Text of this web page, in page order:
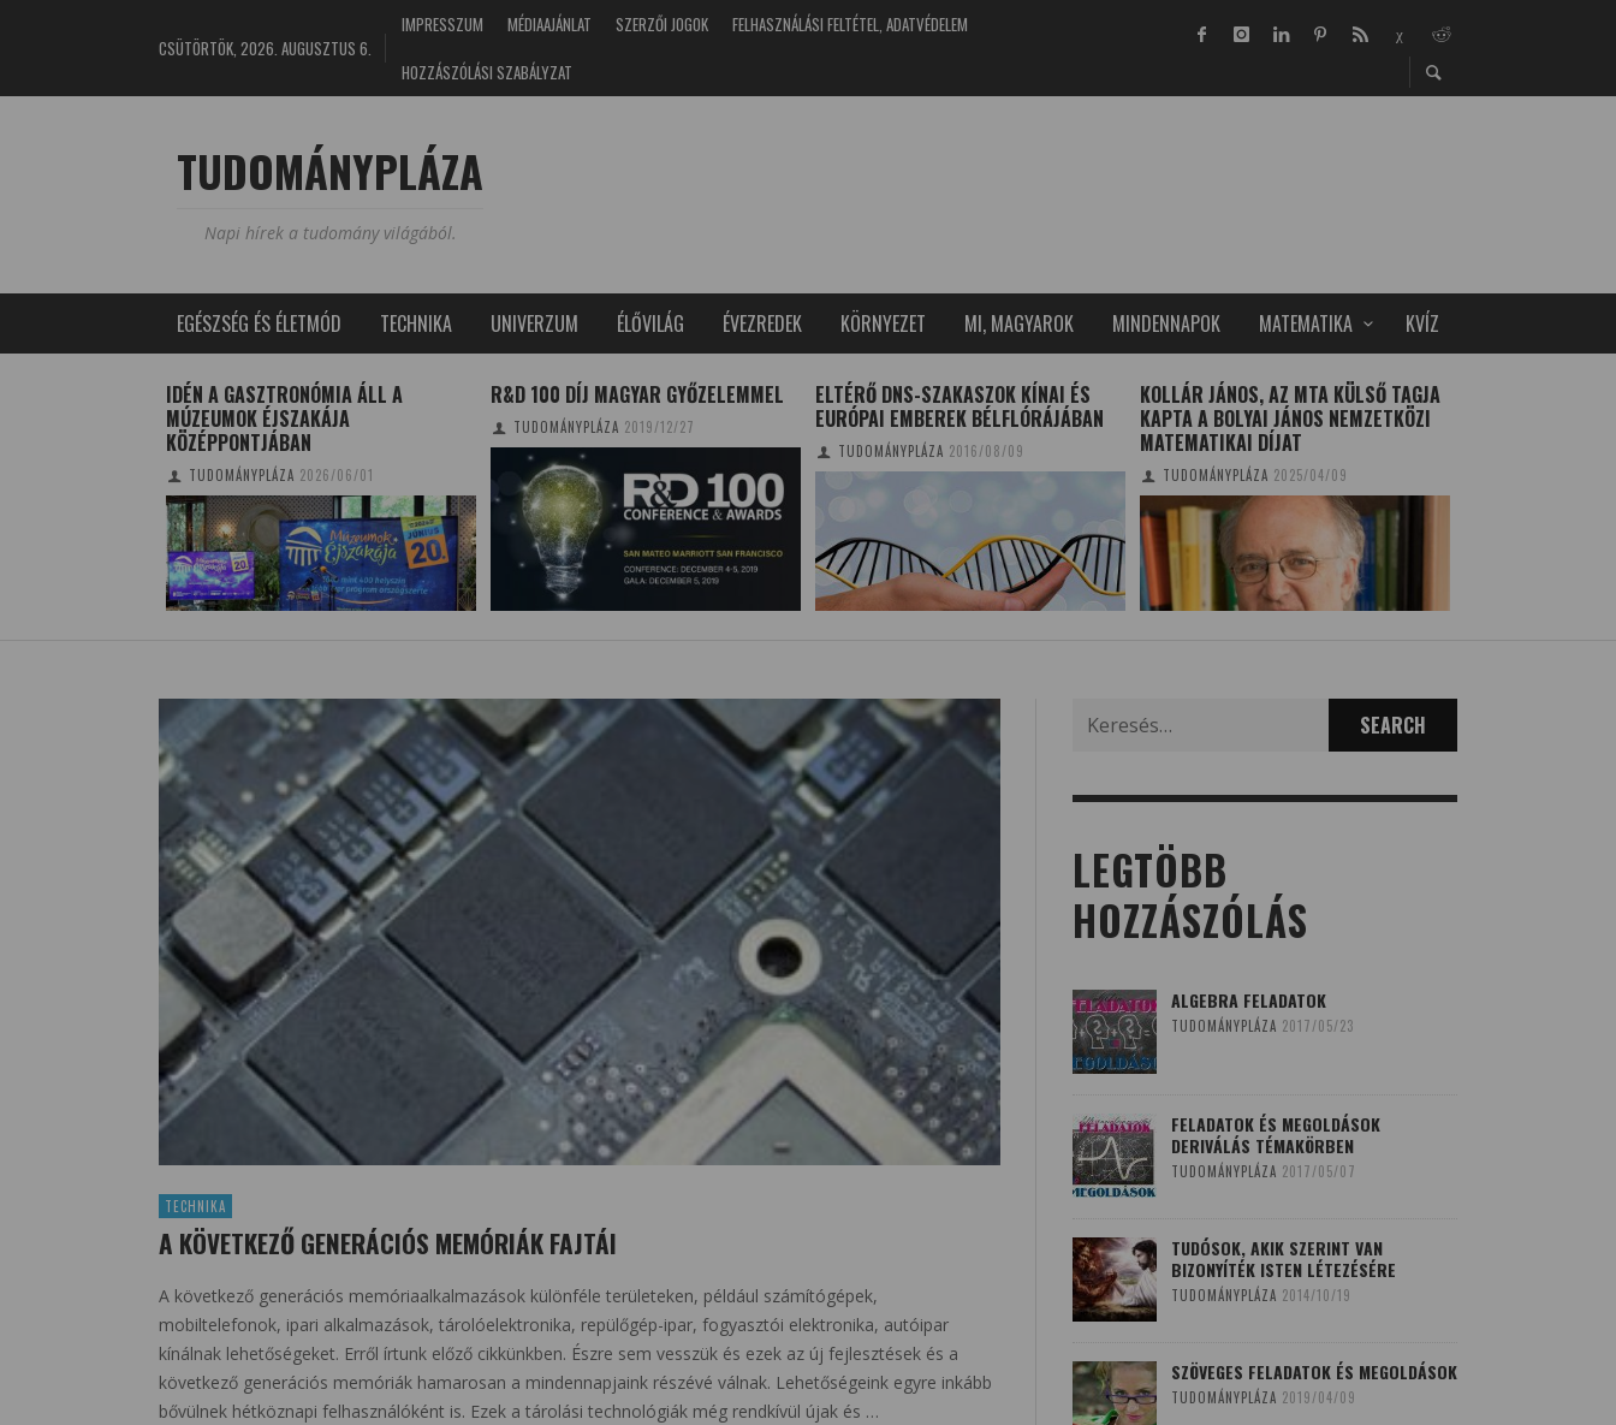
CSÜTÖRTÖK, 2026. AUGUSZTUS 6.
IMPRESSZUM MÉDIAAJÁNLAT SZERZŐI JOGOK
FELHASZNÁLÁSI FELTÉTEL, ADATVÉDELEM
HOZZÁSZÓLÁSI SZABÁLYZAT
TUDOMÁNYPLÁZA
Napi hírek a tudomány világából.
EGÉSZSÉG ÉS ÉLETMÓD TECHNIKA UNIVERZUM ÉLŐVILÁG ÉVEZREDEK KÖRNYEZET MI, MAGYAROK MINDENNAPOK MATEMATIKA KVÍZ
IDÉN A GASZTRONÓMIA ÁLL A
MÚZEUMOK ÉJSZAKÁJA
KÖZÉPPONTJÁBAN
TUDOMÁNYPLÁZA 2026/06/01
R&D 100 DÍJ MAGYAR GYŐZELEMMEL
TUDOMÁNYPLÁZA 2019/12/27
ELTÉRŐ DNS-SZAKASZOK KÍNAI ÉS
EURÓPAI EMBEREK BÉLFLÓRÁJÁBAN
TUDOMÁNYPLÁZA 2016/08/09
KOLLÁR JÁNOS, AZ MTA KÜLSŐ TAGJA
KAPTA A BOLYAI JÁNOS NEMZETKÖZI
MATEMATIKAI DÍJAT
TUDOMÁNYPLÁZA 2025/04/09
TECHNIKA
A KÖVETKEZŐ GENERÁCIÓS MEMÓRIÁK FAJTÁI
A következő generációs memóriaalkalmazások különféle területeken, például számítógépek,
mobiltelefonok, ipari alkalmazások, tárolóelektronika, repülőgép-ipar, fogyasztói elektronika, autóipar
kínálnak lehetőségeket. Erről írtunk előző cikkünkben. Észre sem vesszük és ezek az új fejlesztések és a
következő generációs memóriák hamarosan a mindennapjaink részévé válnak. Lehetőségeink egyre inkább
bővülnek hétköznapi felhasználóként is. Ezek a tárolási technológiák még rendkívül újak és …
for:
LEGTÖBB
HOZZÁSZÓLÁS
ALGEBRA FELADATOK
TUDOMÁNYPLÁZA 2017/05/23
FELADATOK ÉS MEGOLDÁSOK
DERIVÁLÁS TÉMAKÖRBEN
TUDOMÁNYPLÁZA 2017/05/07
TUDÓSOK, AKIK SZERINT VAN
BIZONYÍTÉK ISTEN LÉTEZÉSÉRE
TUDOMÁNYPLÁZA 2014/10/19
SZÖVEGES FELADATOK ÉS MEGOLDÁSOK
TUDOMÁNYPLÁZA 2019/04/09